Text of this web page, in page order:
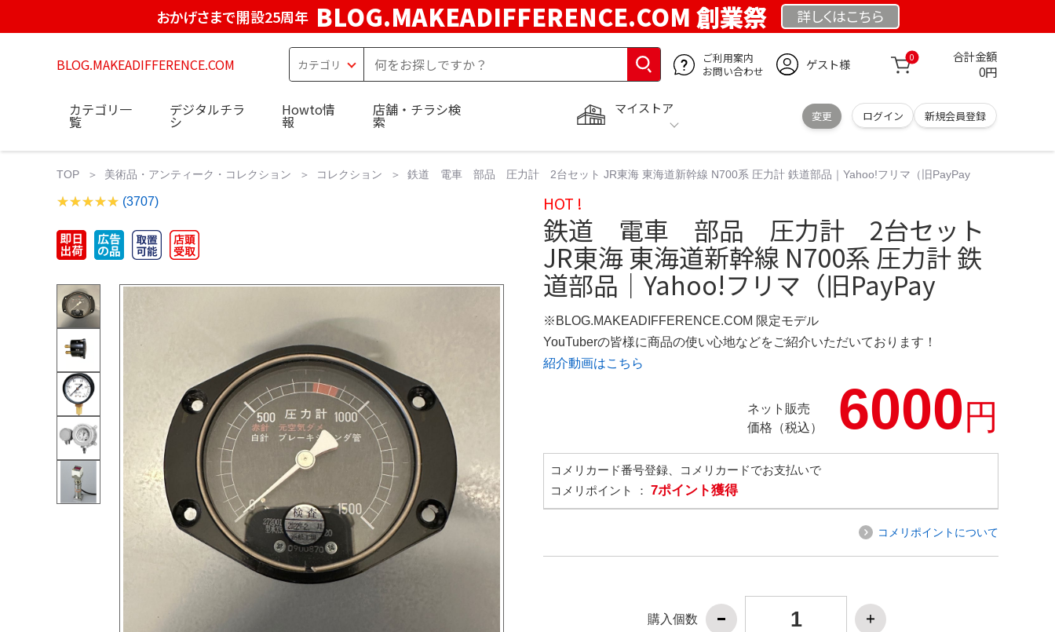
おかげさまで開設25周年 BLOG.MAKEADIFFERENCE.COM 創業祭 詳しくはこちら
BLOG.MAKEADIFFERENCE.COM
ご利用案内
お問い合わせ
ゲスト様 0 合計金額
0円
マイストア
変更 ログイン 新規会員登録
カテゴリ一
覧
デジタルチラ
シ
Howto情
報
店舗・チラシ検
索
TOP 美術品・アンティーク・コレクション コレクション 鉄道 電車 部品 圧力計 2台セット JR東海 東海道新幹線 N700系 圧力計 鉄道部品｜Yahoo!フリマ（旧PayPay
(3707) HOT !
鉄道 電車 部品 圧力計 2台セット
JR東海 東海道新幹線 N700系 圧力計 鉄
道部品｜Yahoo!フリマ（旧PayPay
※BLOG.MAKEADIFFERENCE.COM 限定モデル
YouTuberの皆様に商品の使い心地などをご紹介いただいております！
紹介動画はこちら
ネット販売
価格（税込）
6000円
コメリカード番号登録、コメリカードでお支払いで
コメリポイント ： 7ポイント獲得
コメリポイントについて
購入個数